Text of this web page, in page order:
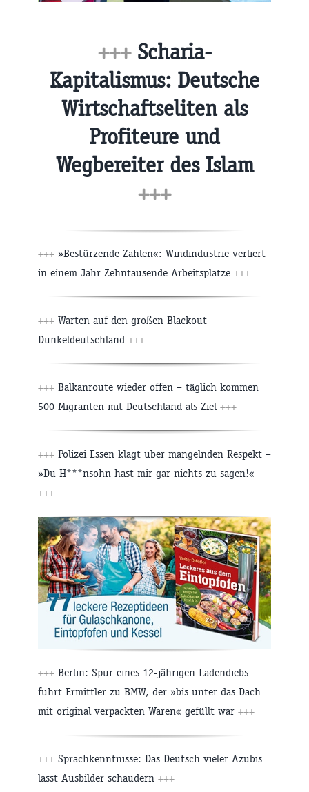
+++Scharia-
Kapitalismus: Deutsche
Wirtschaftseliten als
Profiteure und
Wegbereiter des Islam
+++
+++ »Bestürzende Zahlen«: Windindustrie verliert
in einem Jahr Zehntausende Arbeitsplätze +++
+++ Warten auf den großen Blackout –
Dunkeldeutschland +++
+++ Balkanroute wieder offen – täglich kommen
500 Migranten mit Deutschland als Ziel +++
+++ Polizei Essen klagt über mangelnden Respekt –
»Du H***nsohn hast mir gar nichts zu sagen!«
+++
+++ Berlin: Spur eines 12-jährigen Ladendiebs
führt Ermittler zu BMW, der »bis unter das Dach
mit original verpackten Waren« gefüllt war +++
+++ Sprachkenntnisse: Das Deutsch vieler Azubis
lässt Ausbilder schaudern +++